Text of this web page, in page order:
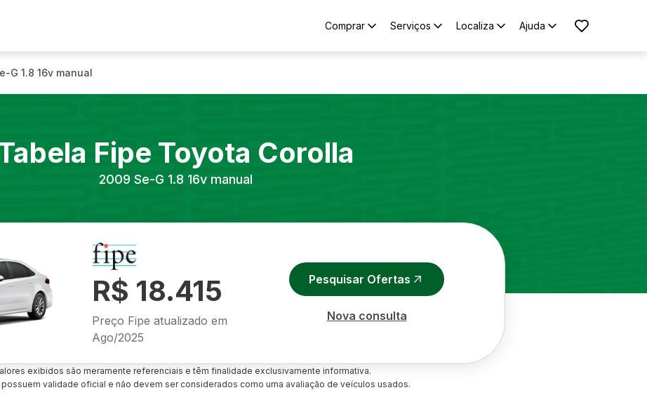
Comprar Serviços Localiza Ajuda
G 1.8 16v manual
Fipe Toyota Corolla
2009 Se-G 1.8 16v manual
R$ 18.415
Preço Fipe atualizado em
Ago/2025
Pesquisar Ofertas
Nova consulta
exibidos são meramente referenciais e têm finalidade exclusivamente informativa.
validade oficial e não devem ser considerados como uma avaliação de veículos usados.